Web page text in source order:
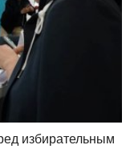
избирательным